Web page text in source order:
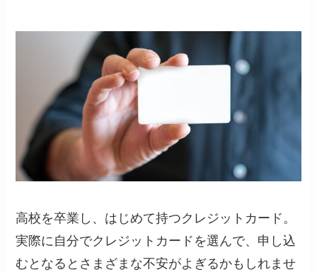
高校を卒業し、はじめて持つクレジットカード。
実際に自分でクレジットカードを選んで、申し込
むとなるとさまざまな不安がよぎるかもしれませ